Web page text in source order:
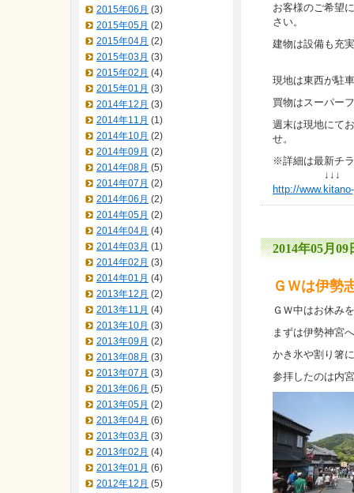
お客様のご希望
さい。
建物は設備も充
現地は東西が駐
買物はスーパー
週末は現地にて
せ。
※詳細は最新チ
↓↓↓
http://
2014年05月09
ＧＷは伊勢
ＧＷ中はお休み
まずは伊勢神宮
かき氷や割り箸
参拝したのは内
2015年06月 (3)
2015年05月 (2)
2015年04月 (2)
2015年03月 (3)
2015年02月 (4)
2015年01月 (3)
2014年12月 (3)
2014年11月 (1)
2014年10月 (2)
2014年09月 (2)
2014年08月 (5)
2014年07月 (2)
2014年06月 (2)
2014年05月 (2)
2014年04月 (4)
2014年03月 (1)
2014年02月 (3)
2014年01月 (4)
2013年12月 (2)
2013年11月 (4)
2013年10月 (3)
2013年09月 (2)
2013年08月 (3)
2013年07月 (3)
2013年06月 (5)
2013年05月 (2)
2013年04月 (6)
2013年03月 (3)
2013年02月 (4)
2013年01月 (6)
2012年12月 (5)